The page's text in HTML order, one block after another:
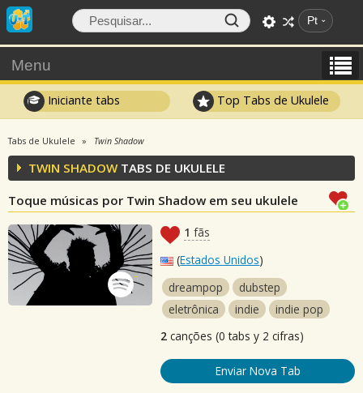
Pt
Menu
Iniciante tabs Top Tabs de Ukulele
Tabs de Ukulele Twin Shadow
TWIN SHADOW TABS DE UKULELE
Toque músicas por Twin Shadow em seu ukulele
1 fãs
(Estados Unidos)
dreampop
dubstep
eletrônica
indie
indie pop
2 canções (0 tabs y 2 cifras)
Enviar Nova Tab